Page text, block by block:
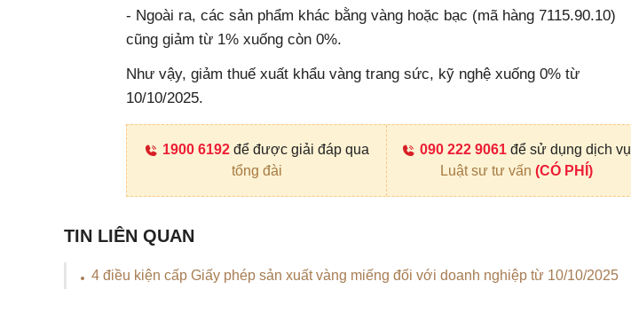
- Ngoài ra, các sản phẩm khác bằng vàng hoặc bạc (mã hàng 7115.90.10)
cũng giảm từ 1% xuống còn 0%.
Như vậy, giảm thuế xuất khẩu vàng trang sức, kỹ nghệ xuống 0% từ
10/10/2025.
1900 6192 để được giải đáp qua
tổng đài
090 222 9061 để sử dụng dịch vụ
Luật sư tư vấn (CÓ PHÍ)
TIN LIÊN QUAN
4 điều kiện cấp Giấy phép sản xuất vàng miếng đối với doanh nghiệp từ 10/10/2025